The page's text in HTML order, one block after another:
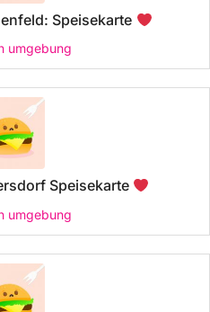
Speisekarte
umgebung
Speisekarte
umgebung